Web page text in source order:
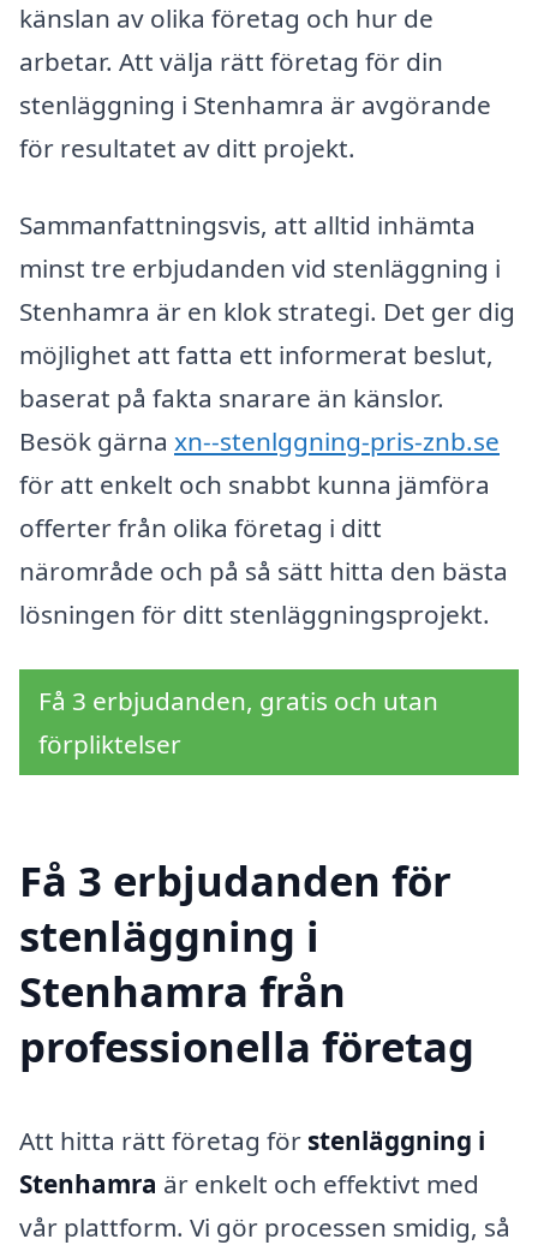
känslan av olika företag och hur de
arbetar. Att välja rätt företag för din
stenläggning i Stenhamra är avgörande
för resultatet av ditt projekt.
Sammanfattningsvis, att alltid inhämta
minst tre erbjudanden vid stenläggning i
Stenhamra är en klok strategi. Det ger dig
möjlighet att fatta ett informerat beslut,
baserat på fakta snarare än känslor.
Besök gärna xn--stenlggning-pris-znb.se
för att enkelt och snabbt kunna jämföra
offerter från olika företag i ditt
närområde och på så sätt hitta den bästa
lösningen för ditt stenläggningsprojekt.
Få 3 erbjudanden, gratis och utan
förpliktelser
Få 3 erbjudanden för
stenläggning i
Stenhamra från
professionella företag
Att hitta rätt företag för stenläggning i
Stenhamra är enkelt och effektivt med
vår plattform. Vi gör processen smidig, så